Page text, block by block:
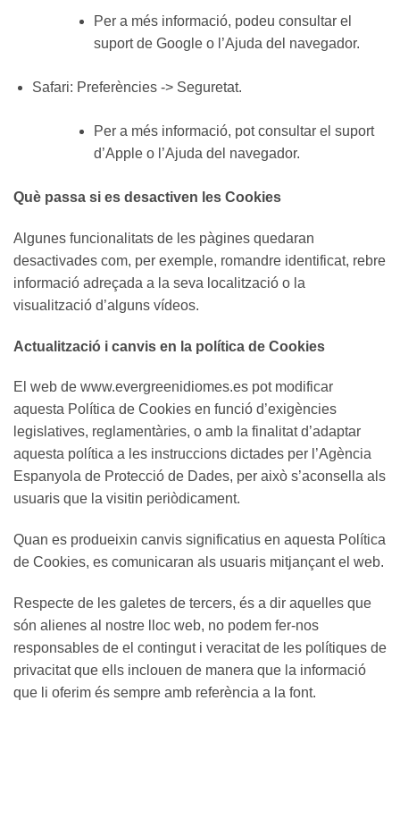
Per a més informació, podeu consultar el
suport de Google o l’Ajuda del navegador.
Safari: Preferències -> Seguretat.
Per a més informació, pot consultar el suport
d’Apple o l’Ajuda del navegador.
Què passa si es desactiven les Cookies
Algunes funcionalitats de les pàgines quedaran
desactivades com, per exemple, romandre identificat, rebre
informació adreçada a la seva localització o la
visualització d’alguns vídeos.
Actualització i canvis en la política de Cookies
El web de www.evergreenidiomes.es pot modificar
aquesta Política de Cookies en funció d’exigències
legislatives, reglamentàries, o amb la finalitat d’adaptar
aquesta política a les instruccions dictades per l’Agència
Espanyola de Protecció de Dades, per això s’aconsella als
usuaris que la visitin periòdicament.
Quan es produeixin canvis significatius en aquesta Política
de Cookies, es comunicaran als usuaris mitjançant el web.
Respecte de les galetes de tercers, és a dir aquelles que
són alienes al nostre lloc web, no podem fer-nos
responsables de el contingut i veracitat de les polítiques de
privacitat que ells inclouen de manera que la informació
que li oferim és sempre amb referència a la font.